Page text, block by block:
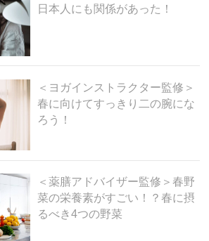
日本人にも関係があった！
＜ヨガインストラクター監修＞
春に向けてすっきり二の腕にな
ろう！
＜薬膳アドバイザー監修＞春野
菜の栄養素がすごい！？春に摂
るべき4つの野菜